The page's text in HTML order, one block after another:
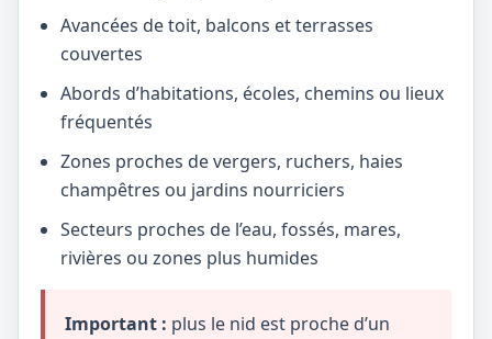
Avancées de toit, balcons et terrasses
couvertes
Abords d’habitations, écoles, chemins ou lieux
fréquentés
Zones proches de vergers, ruchers, haies
champêtres ou jardins nourriciers
Secteurs proches de l’eau, fossés, mares,
rivières ou zones plus humides
Important : plus le nid est proche d’un